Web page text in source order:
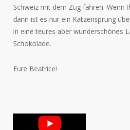
Schweiz mit dem Zug fahren. Wenn
dann ist es nur ein Katzensprung
in eine teures aber wunderschönes
Schokolade.
Eure Beatrice!